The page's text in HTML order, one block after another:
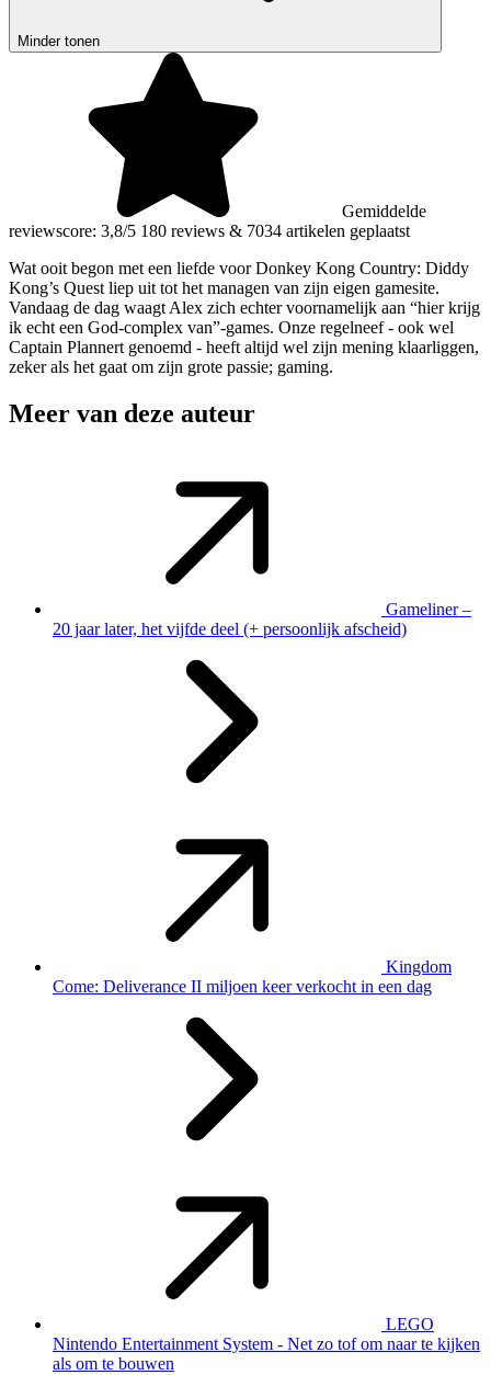
Minder tonen
Gemiddelde
reviewscore: 3,8/5 180 reviews & 7034 artikelen geplaatst
Wat ooit begon met een liefde voor Donkey Kong Country: Diddy
Kong’s Quest liep uit tot het managen van zijn eigen gamesite.
Vandaag de dag waagt Alex zich echter voornamelijk aan “hier krijg
ik echt een God-complex van”-games. Onze regelneef - ook wel
Captain Plannert genoemd - heeft altijd wel zijn mening klaarliggen,
zeker als het gaat om zijn grote passie; gaming.
Meer van deze auteur
Gameliner –
20 jaar later, het vijfde deel (+ persoonlijk afscheid)
Kingdom
Come: Deliverance II miljoen keer verkocht in een dag
LEGO
Nintendo Entertainment System - Net zo tof om naar te kijken
als om te bouwen